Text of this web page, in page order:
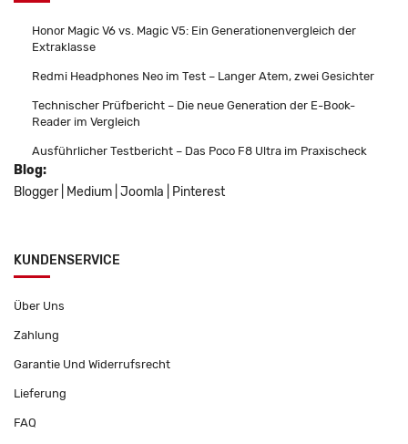
Honor Magic V6 vs. Magic V5: Ein Generationenvergleich der
Extraklasse
Redmi Headphones Neo im Test – Langer Atem, zwei Gesichter
Technischer Prüfbericht – Die neue Generation der E-Book-
Reader im Vergleich
Ausführlicher Testbericht – Das Poco F8 Ultra im Praxischeck
Blog:
Blogger
Medium Joomla Pinterest
KUNDENSERVICE
Über Uns
Zahlung
Garantie Und Widerrufsrecht
Lieferung
FAQ